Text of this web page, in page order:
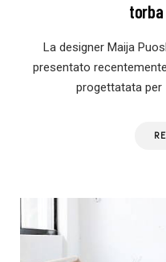
torba
La designer Maija
presentato
progettatata per